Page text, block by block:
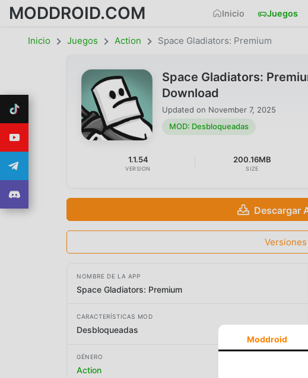
MODDROID.COM Inicio Juegos
Inicio Juegos Action Space Gladiators: Premium
Space Gladiators:
Download
Updated on November 7, 2025
MOD: Desbloqueadas
1.1.54
VERSION
200.16MB
SIZE
Descargar
NOMBRE DE LA APP
Space Gladiators: Premium
CARACTERÍSTICAS MOD
Desbloqueadas
GÉNERO
Action
Moddroid